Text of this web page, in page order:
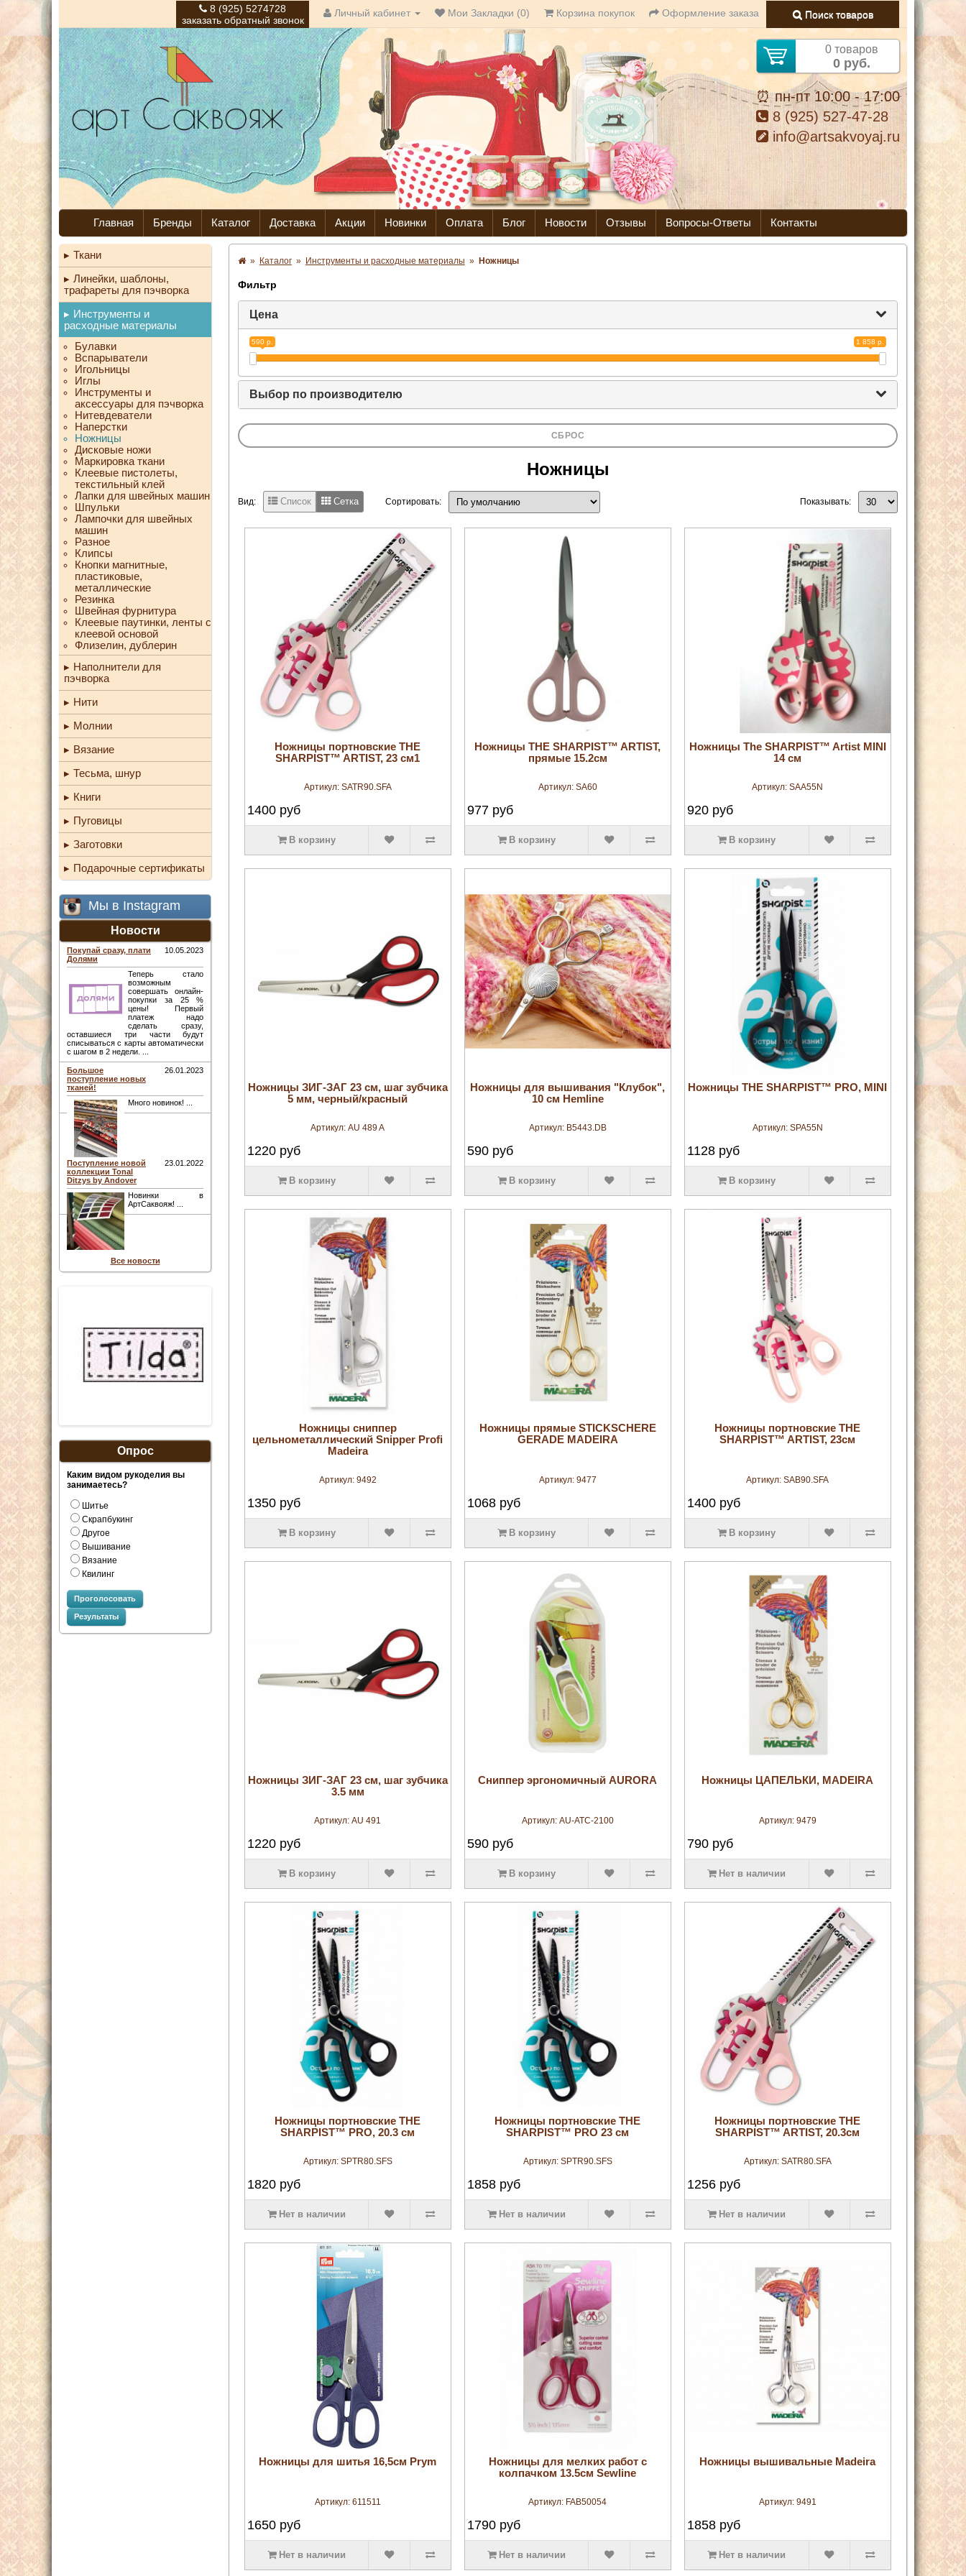
8 (925) 5274728
заказать обратный звонок
Личный кабинет Мои Закладки (0) Корзина покупок Оформление заказа Поиск товаров
0 товаров
0 руб.
⏰ пн-пт 10:00 - 17:00
8 (925) 527-47-28
info@artsakvoyaj.ru
Главная Бренды Каталог Доставка Акции Новинки Оплата Блог Новости Отзывы Вопросы-Ответы Контакты
Ткани
Линейки, шаблоны,
трафареты для пэчворка
Инструменты и
расходные материалы
Булавки
Вспарыватели
Игольницы
Иглы
Инструменты и
аксессуары для пэчворка
Нитевдеватели
Наперстки
Ножницы
Дисковые ножи
Маркировка ткани
Клеевые пистолеты,
текстильный клей
Лапки для швейных машин
Шпульки
Лампочки для швейных
машин
Разное
Клипсы
Кнопки магнитные,
пластиковые,
металлические
Резинка
Швейная фурнитура
Клеевые паутинки, ленты с
клеевой основой
Флизелин, дублерин
Наполнители для
пэчворка
Нити
Молнии
Вязание
Тесьма, шнур
Книги
Пуговицы
Заготовки
Подарочные сертификаты
Мы в Instagram
Новости
Покупай сразу, плати
Долями
10.05.2023
Теперь стало
возможным
совершать онлайн-
покупки за 25 %
цены! Первый
платеж надо
сделать сразу,
оставшиеся три части будут
списываться с карты автоматически
с шагом в 2 недели. ...
Большое
поступление новых
тканей!
26.01.2023
Много новинок! ...
Поступление новой
коллекции Tonal
Ditzys by Andover
23.01.2022
Новинки в
АртСаквояж! ...
Все новости
Опрос
Каким видом рукоделия вы
занимаетесь?
Шитье
Скрапбукинг
Другое
Вышивание
Вязание
Квилинг
Проголосовать
Результаты
» Каталог » Инструменты и расходные материалы » Ножницы
Фильтр
Цена
590 р. 1 858 р.
Выбор по производителю
СБРОС
Ножницы
Вид: Список Сетка Сортировать: Показывать:
увеличить
Ножницы портновские THE
SHARPIST™ ARTIST, 23 см1
Артикул: SATR90.SFA
1400руб
В корзину
увеличить
Ножницы THE SHARPIST™ ARTIST,
прямые 15.2см
Артикул: SA60
977 руб
В корзину
увеличить
Ножницы The SHARPIST™ Artist MINI
14 см
Артикул:SAA55N
920 руб
В корзину
увеличить
Ножницы ЗИГ-ЗАГ 23 см, шаг зубчика
5 мм, черный/красный
Артикул:AU 489 A
1220руб
В корзину
увеличить
Ножницы для вышивания "Клубок",
10 см Hemline
Артикул: B5443.DB
590 руб
В корзину
увеличить
Ножницы THE SHARPIST™ PRO, MINI
Артикул: SPA55N
1128 руб
В корзину
увеличить
Ножницы сниппер
цельнометаллический Snipper Profi
Madeira
Артикул: 9492
1350руб
В корзину
увеличить
Ножницы прямые STICKSCHERE
GERADE MADEIRA
Артикул: 9477
1068 руб
В корзину
увеличить
Ножницы портновские THE
SHARPIST™ ARTIST, 23см
Артикул:SAB90.SFA
1400 руб
В корзину
увеличить
Ножницы ЗИГ-ЗАГ 23 см, шаг зубчика
3.5 мм
Артикул:AU 491
1220руб
В корзину
увеличить
Сниппер эргономичный AURORA
Артикул: AU-ATC-2100
590 руб
В корзину
увеличить
Ножницы ЦАПЕЛЬКИ, MADEIRA
Артикул: 9479
790 руб
Нет в наличии
увеличить
Ножницы портновские THE
SHARPIST™ PRO, 20.3 см
Артикул: SPTR80.SFS
1820руб
Нет в наличии
увеличить
Ножницы портновские THE
SHARPIST™ PRO 23 см
Артикул: SPTR90.SFS
1858 руб
Нет в наличии
увеличить
Ножницы портновские THE
SHARPIST™ ARTIST, 20.3см
Артикул: SATR80.SFA
1256 руб
Нет в наличии
увеличить
Ножницы для шитья 16,5см Prym
Артикул: 611511
1650руб
Нет в наличии
увеличить
Ножницы для мелких работ с
колпачком 13.5см Sewline
Артикул: FAB50054
1790 руб
Нет в наличии
увеличить
Ножницы вышивальные Madeira
Артикул: 9491
1858 руб
Нет в наличии